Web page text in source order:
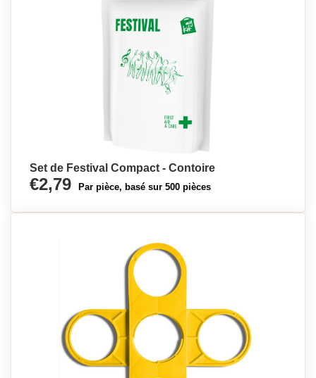
Set de Festival Compact - Contoire
€2,79 Par pièce, basé sur 500 pièces